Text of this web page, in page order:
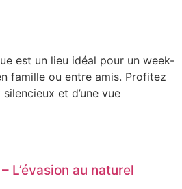
est un lieu idéal pour un week-
famille ou entre amis. Profitez
et d’une vue
L’évasion au naturel